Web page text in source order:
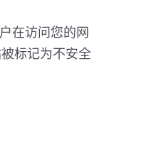
在访问您的网
标记为不安全